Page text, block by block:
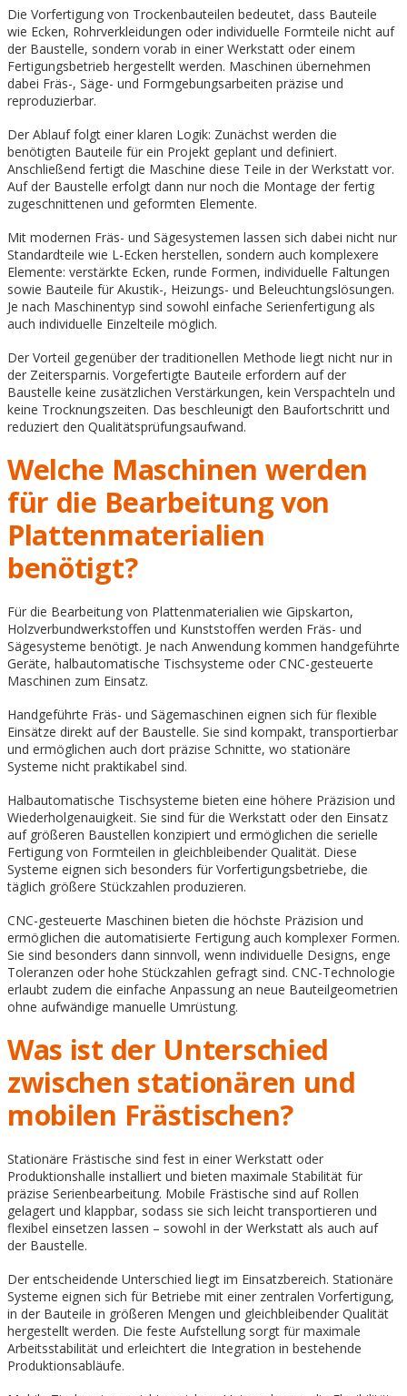
Die Vorfertigung von Trockenbauteilen bedeutet, dass Bauteile
wie Ecken, Rohrverkleidungen oder individuelle Formteile nicht auf
der Baustelle, sondern vorab in einer Werkstatt oder einem
Fertigungsbetrieb hergestellt werden. Maschinen übernehmen
dabei Fräs-, Säge- und Formgebungsarbeiten präzise und
reproduzierbar.
Der Ablauf folgt einer klaren Logik: Zunächst werden die
benötigten Bauteile für ein Projekt geplant und definiert.
Anschließend fertigt die Maschine diese Teile in der Werkstatt vor.
Auf der Baustelle erfolgt dann nur noch die Montage der fertig
zugeschnittenen und geformten Elemente.
Mit modernen Fräs- und Sägesystemen lassen sich dabei nicht nur
Standardteile wie L-Ecken herstellen, sondern auch komplexere
Elemente: verstärkte Ecken, runde Formen, individuelle Faltungen
sowie Bauteile für Akustik-, Heizungs- und Beleuchtungslösungen.
Je nach Maschinentyp sind sowohl einfache Serienfertigung als
auch individuelle Einzelteile möglich.
Der Vorteil gegenüber der traditionellen Methode liegt nicht nur in
der Zeitersparnis. Vorgefertigte Bauteile erfordern auf der
Baustelle keine zusätzlichen Verstärkungen, kein Verspachteln und
keine Trocknungszeiten. Das beschleunigt den Baufortschritt und
reduziert den Qualitätsprüfungsaufwand.
Welche Maschinen werden
für die Bearbeitung von
Plattenmaterialien
benötigt?
Für die Bearbeitung von Plattenmaterialien wie Gipskarton,
Holzverbundwerkstoffen und Kunststoffen werden Fräs- und
Sägesysteme benötigt. Je nach Anwendung kommen handgeführte
Geräte, halbautomatische Tischsysteme oder CNC-gesteuerte
Maschinen zum Einsatz.
Handgeführte Fräs- und Sägemaschinen eignen sich für flexible
Einsätze direkt auf der Baustelle. Sie sind kompakt, transportierbar
und ermöglichen auch dort präzise Schnitte, wo stationäre
Systeme nicht praktikabel sind.
Halbautomatische Tischsysteme bieten eine höhere Präzision und
Wiederholgenauigkeit. Sie sind für die Werkstatt oder den Einsatz
auf größeren Baustellen konzipiert und ermöglichen die serielle
Fertigung von Formteilen in gleichbleibender Qualität. Diese
Systeme eignen sich besonders für Vorfertigungsbetriebe, die
täglich größere Stückzahlen produzieren.
CNC-gesteuerte Maschinen bieten die höchste Präzision und
ermöglichen die automatisierte Fertigung auch komplexer Formen.
Sie sind besonders dann sinnvoll, wenn individuelle Designs, enge
Toleranzen oder hohe Stückzahlen gefragt sind. CNC-Technologie
erlaubt zudem die einfache Anpassung an neue Bauteilgeometrien
ohne aufwändige manuelle Umrüstung.
Was ist der Unterschied
zwischen stationären und
mobilen Frästischen?
Stationäre Frästische sind fest in einer Werkstatt oder
Produktionshalle installiert und bieten maximale Stabilität für
präzise Serienbearbeitung. Mobile Frästische sind auf Rollen
gelagert und klappbar, sodass sie sich leicht transportieren und
flexibel einsetzen lassen – sowohl in der Werkstatt als auch auf
der Baustelle.
Der entscheidende Unterschied liegt im Einsatzbereich. Stationäre
Systeme eignen sich für Betriebe mit einer zentralen Vorfertigung,
in der Bauteile in größeren Mengen und gleichbleibender Qualität
hergestellt werden. Die feste Aufstellung sorgt für maximale
Arbeitsstabilität und erleichtert die Integration in bestehende
Produktionsabläufe.